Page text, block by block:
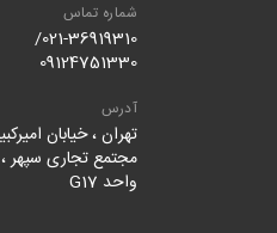
شماره تماس
021-36919310/
09124751330
آدرس
تهران ، خیابان
مجتمع تجاری سپهر
واحد G17